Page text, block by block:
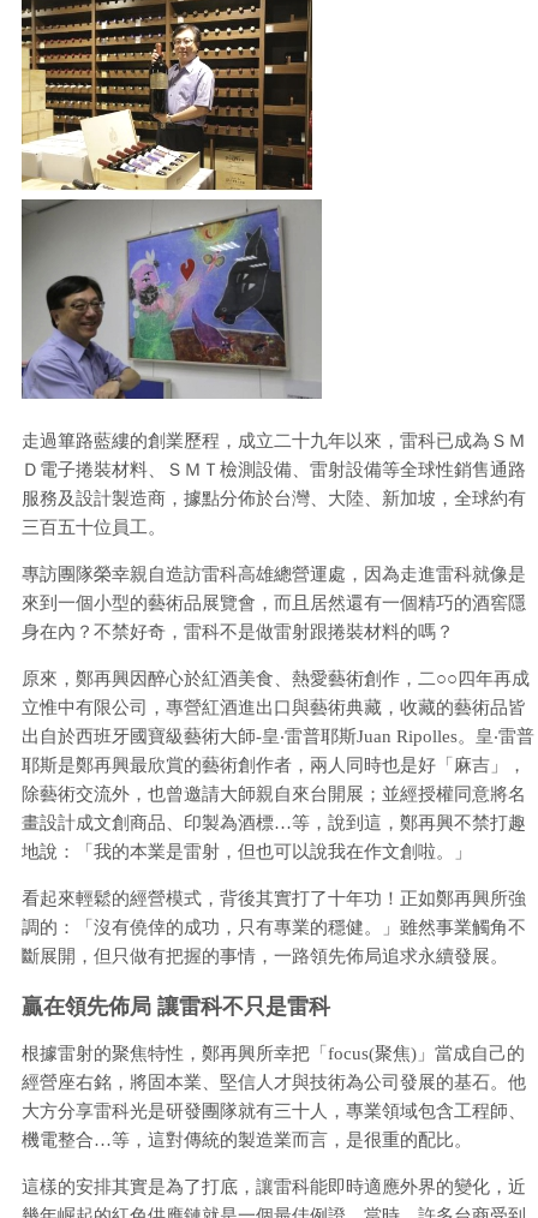
走過篳路藍縷的創業歷程，成立二十九年以來，雷科已成為ＳＭ
Ｄ電子捲裝材料、ＳＭＴ檢測設備、雷射設備等全球性銷售通路
服務及設計製造商，據點分佈於台灣、大陸、新加坡，全球約有
三百五十位員工。
專訪團隊榮幸親自造訪雷科高雄總營運處，因為走進雷科就像是
來到一個小型的藝術品展覽會，而且居然還有一個精巧的酒窖隱
身在內？不禁好奇，雷科不是做雷射跟捲裝材料的嗎？
原來，鄭再興因醉心於紅酒美食、熱愛藝術創作，二○○四年再成
立惟中有限公司，專營紅酒進出口與藝術典藏，收藏的藝術品皆
出自於西班牙國寶級藝術大師-皇‧雷普耶斯Juan Ripolles。皇‧雷普
耶斯是鄭再興最欣賞的藝術創作者，兩人同時也是好「麻吉」，
除藝術交流外，也曾邀請大師親自來台開展；並經授權同意將名
畫設計成文創商品、印製為酒標…等，說到這，鄭再興不禁打趣
地說：「我的本業是雷射，但也可以說我在作文創啦。」
看起來輕鬆的經營模式，背後其實打了十年功！正如鄭再興所強
調的：「沒有僥倖的成功，只有專業的穩健。」雖然事業觸角不
斷展開，但只做有把握的事情，一路領先佈局追求永續發展。
贏在領先佈局 讓雷科不只是雷科
根據雷射的聚焦特性，鄭再興所幸把「focus(聚焦)」當成自己的
經營座右銘，將固本業、堅信人才與技術為公司發展的基石。他
大方分享雷科光是研發團隊就有三十人，專業領域包含工程師、
機電整合…等，這對傳統的製造業而言，是很重的配比。
這樣的安排其實是為了打底，讓雷科能即時適應外界的變化，近